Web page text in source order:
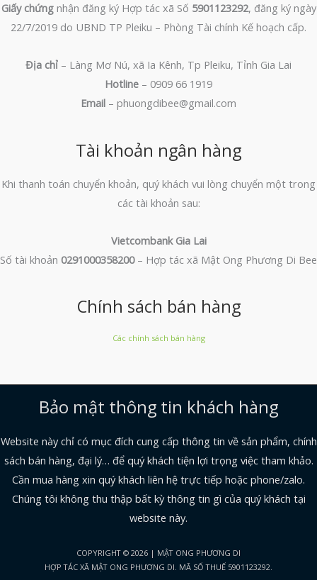
Giấy chứngnhận đăng ký Hợp tác xã Số 5901123292, đăng ký ngày
22/7/2019 do UBND TP Pleiku – Phòng Tài chính Kế hoạch cấp.
Địa chỉ – Làng Mơ Nú, xã Ia Kênh, Tp Pleiku, Tỉnh Gia Lai
Hotline – 0909 66 1919
Email – phuongdibee@gmail.com
Tài khoản ngân hàng
Khi thanh toán chuyển khoản, quý khách vui lòng chuyển một trong
các tài khoản sau:
Vietcombank Gia Lai
Số tài khoản 0291000358200– Hợp tác xã Mật Ong Phương Di Bee
Chính sách bán hàng
Các chính sách bán hàng
Bảo mật thông tin khách hàng
Website này chỉ có mục đích cung cấp thông tin về sản phẩm, chính
sách bán hàng, đại lý… để quý khách tiện lợi trọng việc tham khảo.
Cần mua hàng xin quý khách liên hệ trực tiếp hoặc phone/zalo.
Chúng tôi không thu thập bất kỳ thông tin gì của quý khách tại
website này.
COPYRIGHT © 2026 | MẬT ONG PHƯƠNG DI
HỢP TÁC XÃ MẬT ONG PHƯƠNG DI. MÃ SỐ THUẾ 5901123292.